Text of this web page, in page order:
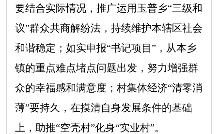
要结合实际情况，推广运用玉普乡“三级和
议”群众共商解纷法，持续维护本辖区社会
和谐稳定；如实申报“书记项目”，从本乡
镇的重点难点堵点问题出发，努力增强群
众的幸福感和满意度；村集体经济“清零消
薄”要持久，在摸清自身发展条件的基础
上 ，助推“空壳村”化身“实业村”。